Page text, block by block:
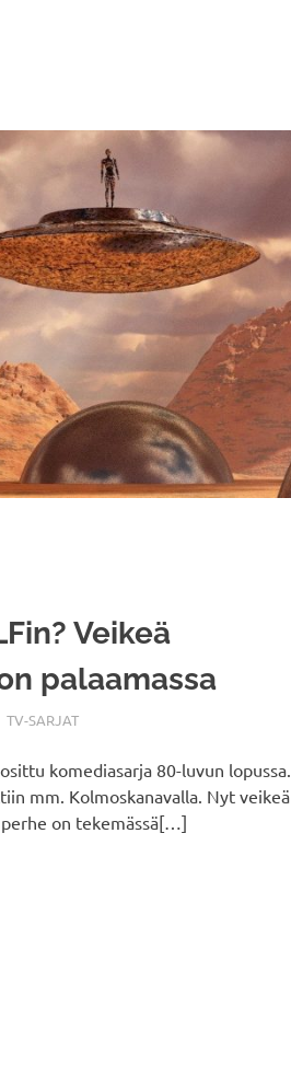
Veikeä
palaamassa
TV-SARJAT
komediasarja 80-luvun lopussa.
mm. Kolmoskanavalla. Nyt veikeä
on tekemässä[…]